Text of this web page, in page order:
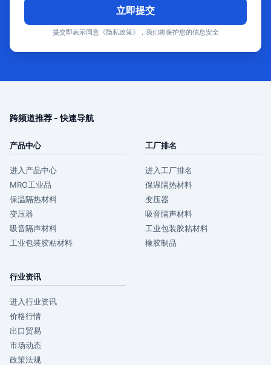
立即提交
提交即表示同意《隐私政策》，我们将保护您的信息安全
跨频道推荐 - 快速导航
产品中心
进入产品中心
MRO工业品
保温隔热材料
变压器
吸音隔声材料
工业包装胶粘材料
工厂排名
进入工厂排名
保温隔热材料
变压器
吸音隔声材料
工业包装胶粘材料
橡胶制品
行业资讯
进入行业资讯
价格行情
出口贸易
市场动态
政策法规